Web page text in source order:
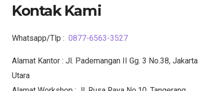
Kontak Kami
Whatsapp/Tlp : 0877-6563-3527
Alamat Kantor : Jl. Pademangan II Gg. 3 No.38, Jakarta
Utara